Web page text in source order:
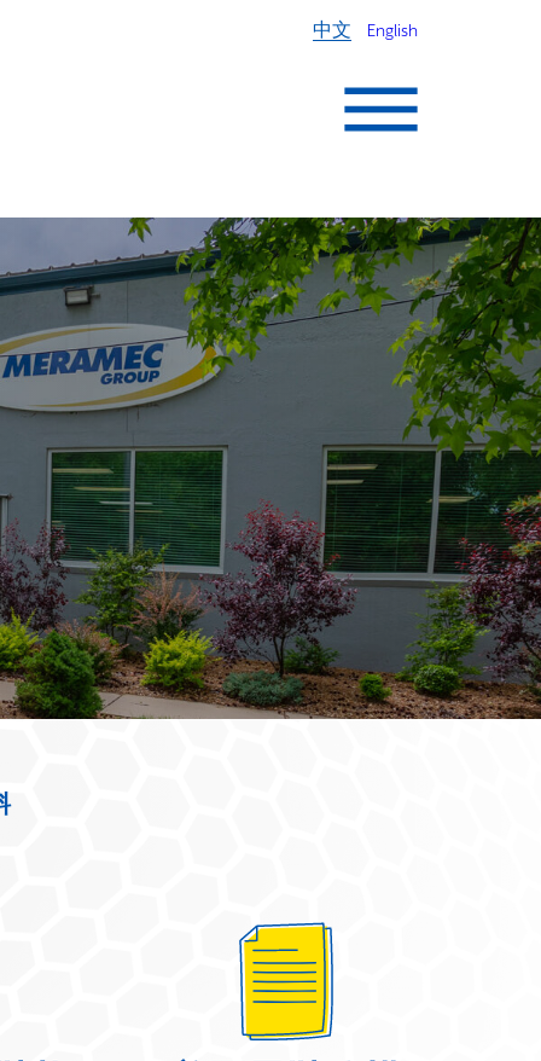
中文 English